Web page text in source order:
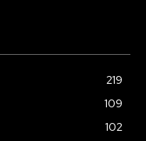
219
109
102